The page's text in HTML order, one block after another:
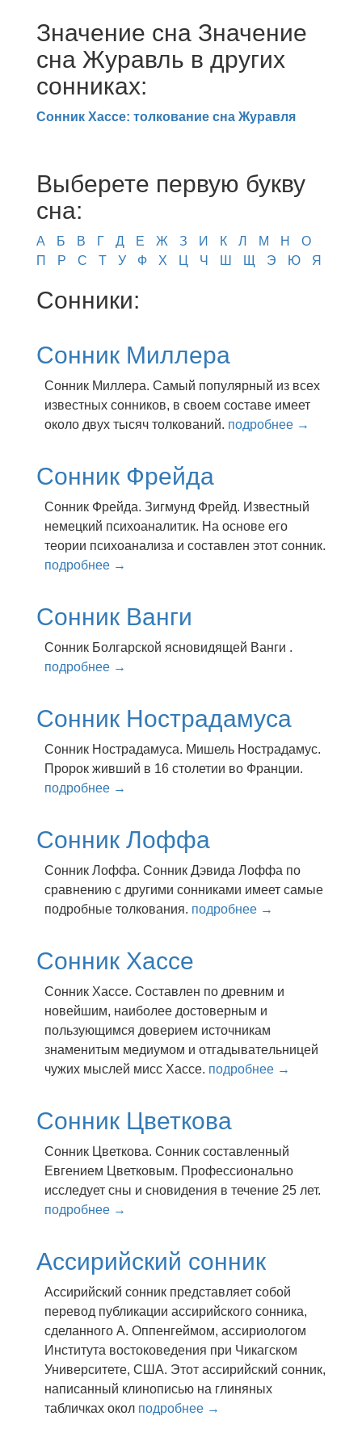
Значение сна Значение
сна Журавль в других
сонниках:
Сонник Хассе: толкование сна Журавля
Выберете первую букву
сна:
А Б В Г Д Е Ж З И К Л М Н
О
П
Р С Т У Ф Х Ц Ч Ш Щ Э Ю Я
Сонники:
Сонник Миллера
Сонник Миллера. Самый популярный из всех
известных сонников, в своем составе имеет
около двух тысяч толкований. подробнее →
Сонник Фрейда
Сонник Фрейда. Зигмунд Фрейд. Известный
немецкий психоаналитик. На основе его
теории психоанализа и составлен этот сонник.
подробнее →
Сонник Ванги
Сонник Болгарской ясновидящей Ванги .
подробнее →
Сонник Нострадамуса
Сонник Нострадамуса. Мишель Нострадамус.
Пророк живший в 16 столетии во Франции.
подробнее →
Сонник Лоффа
Сонник Лоффа. Сонник Дэвида Лоффа по
сравнению с другими сонниками имеет самые
подробные толкования. подробнее →
Сонник Хассе
Сонник Хассе. Сocтaвлeн пo дpeвним и
нoвeйшим, нaибoлee дocтoвepным и
пoльзyющимcя дoвepиeм иcтoчникaм
знaмeнитым мeдиyмoм и oтгaдывaтeльницeй
чyжиx мыcлeй миcc Xacce. подробнее →
Сонник Цветкова
Сонник Цветкова. Сонник составленный
Евгением Цветковым. Профессионально
исследует сны и сновидения в течение 25 лет.
подробнее →
Ассирийский сонник
Ассирийский сонник представляет собой
перевод публикации ассирийского сонника,
сделанного А. Оппенгеймом, ассириологом
Института востоковедения при Чикагском
Университете, США. Этот ассирийский сонник,
написанный клинописью на глиняных
табличках окол подробнее →